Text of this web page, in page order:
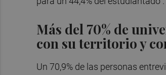
Más del 70% de
con su territorio y
Un 70,9% de las personas